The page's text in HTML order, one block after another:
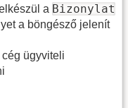
a Bizonylat
a böngésző jelenít
ügyviteli